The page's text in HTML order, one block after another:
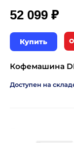
52 099 ₽
Купить
Кофемашина
Доступен на